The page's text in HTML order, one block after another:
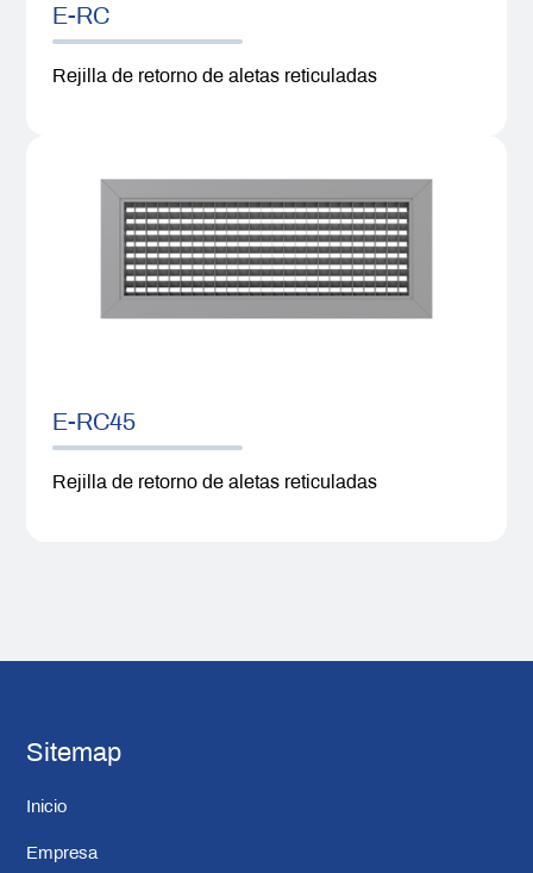
E-RC
Rejilla de retorno de aletas reticuladas
E-RC45
Rejilla de retorno de aletas reticuladas
Sitemap
Inicio
Empresa